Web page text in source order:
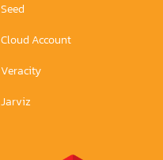
Seed
Cloud Account
Veracity
Jarviz